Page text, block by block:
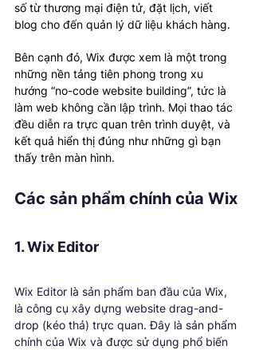
số từ thương mại điện tử, đặt lịch, viết
blog cho đến quản lý dữ liệu khách hàng.
Bên cạnh đó, Wix được xem là một trong
những nền tảng tiên phong trong xu
hướng “no-code website building”, tức là
làm web không cần lập trình. Mọi thao tác
đều diễn ra trực quan trên trình duyệt, và
kết quả hiển thị đúng như những gì bạn
thấy trên màn hình.
Các sản phẩm chính của Wix
1. Wix Editor
Wix Editor là sản phẩm ban đầu của Wix,
là công cụ xây dựng website drag-and-
drop (kéo thả) trực quan. Đây là sản phẩm
chính của Wix và được sử dụng phổ biến